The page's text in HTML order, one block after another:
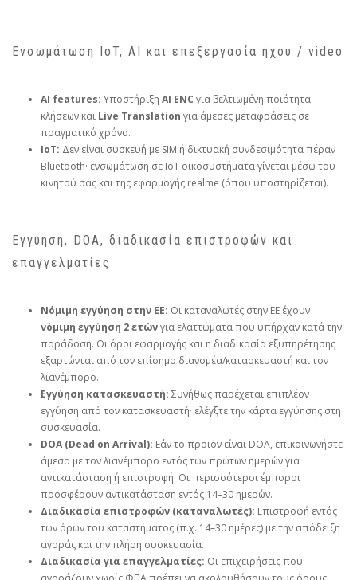
Ενσωμάτωση IoT, AI και επεξεργασία ήχου / video
AI features: Υποστήριξη AI ENC για βελτιωμένη ποιότητα
κλήσεων και Live Translation για άμεσες μεταφράσεις σε
πραγματικό χρόνο.
IoT: Δεν είναι συσκευή με SIM ή δικτυακή συνδεσιμότητα πέραν
Bluetooth· ενσωμάτωση σε IoT οικοσυστήματα γίνεται μέσω του
κινητού σας και της εφαρμογής realme (όπου υποστηρίζεται).
Εγγύηση, DOA, διαδικασία επιστροφών και
επαγγελματίες
Νόμιμη εγγύηση στην ΕΕ: Οι καταναλωτές στην ΕΕ έχουν
νόμιμη εγγύηση 2 ετώνγια ελαττώματα που υπήρχαν κατά την
παράδοση. Οι όροι εφαρμογής και η διαδικασία εξυπηρέτησης
εξαρτώνται από τον επίσημο διανομέα/κατασκευαστή και τον
λιανέμπορο.
Εγγύηση κατασκευαστή: Συνήθως παρέχεται επιπλέον
εγγύηση από τον κατασκευαστή· ελέγξτε την κάρτα εγγύησης στη
συσκευασία.
DOA (Dead on Arrival): Εάν το προϊόν είναι DOA, επικοινωνήστε
άμεσα με τον λιανέμπορο εντός των πρώτων ημερών για
αντικατάσταση ή επιστροφή. Οι περισσότεροι έμποροι
προσφέρουν αντικατάσταση εντός 14–30 ημερών.
Διαδικασία επιστροφών (καταναλωτές): Επιστροφή εντός
των όρων του καταστήματος (π.χ. 14–30 ημέρες) με την απόδειξη
αγοράς και την πλήρη συσκευασία.
Διαδικασία για επαγγελματίες: Οι επιχειρήσεις που